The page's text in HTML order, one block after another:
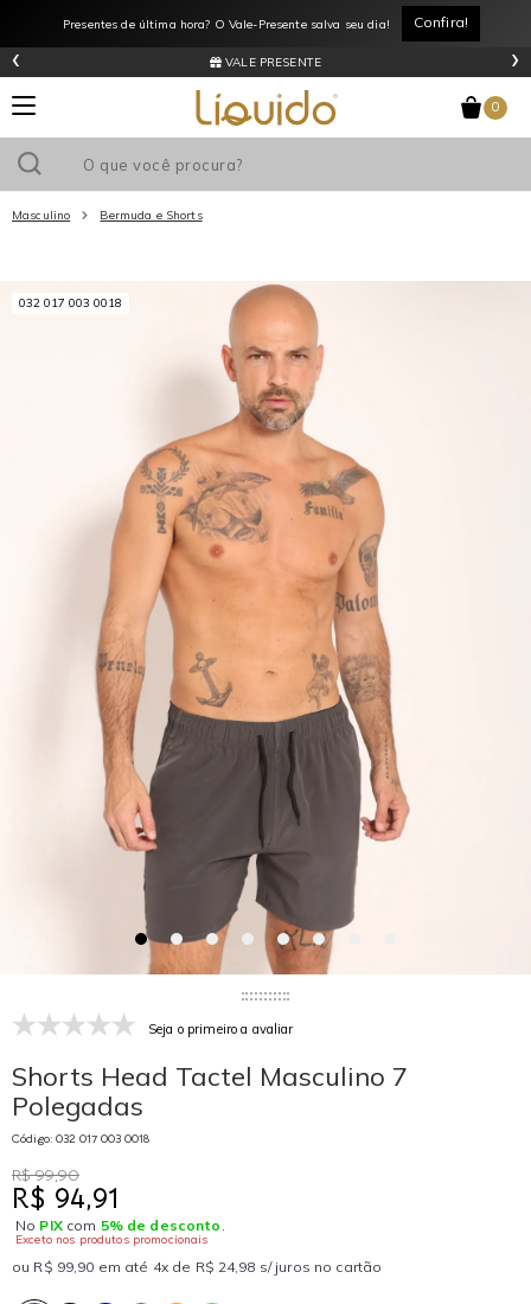
Presentes de última hora? O Vale-Presente salva seu dia! Confira!
VALE PRESENTE
‹ ›
0
Masculino Bermuda e Shorts
e ganheR$0de desconto
compra acima de R$
032 017 003 0018
Seja o primeiro a avaliar
Shorts Head Tactel Masculino 7
Polegadas
Código: 032 017 003 0018
R$ 99,90
R$ 94,91
No PIXcom 5% de desconto .
Exceto nos produtos promocionais
ou R$ 99,90 em até 4x de R$ 24,98 s/ juros no cartão